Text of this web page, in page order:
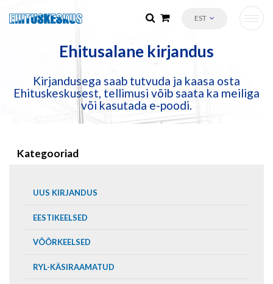
EST
Ehitusalane kirjandus
Kirjandusega saab tutvuda ja kaasa osta
Ehituskeskusest, tellimusi võib saata ka meiliga
või kasutada e-poodi.
Kategooriad
UUS KIRJANDUS
EESTIKEELSED
VÕÕRKEELSED
RYL-KÄSIRAAMATUD